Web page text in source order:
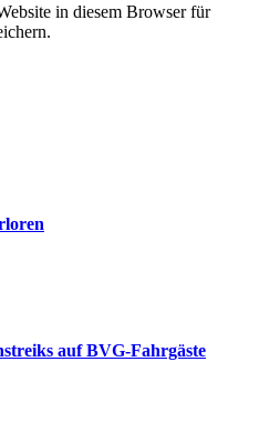
in diesem Browser für
auf BVG-Fahrgäste